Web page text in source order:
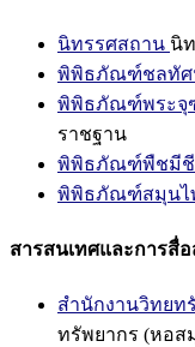
นิทรรศสถาน นิ
พิพิธภัณฑ์ชลทัศ
พิพิธภัณฑ์พระจุ
ราชฐาน
พิพิธภัณฑ์พืชมีชี
พิพิธภัณฑ์สมุนไ
สารสนเทศและการสื่อ
สำนักงานวิทยท
ทรัพยากร (หอส